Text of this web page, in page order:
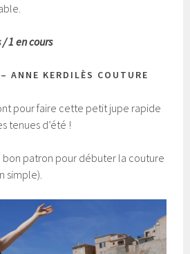
1 en cours
ANNE KERDILÈS COUTURE
pour faire cette petit jupe rapide
tenues d’été !
bon patron pour débuter la couture
simple).